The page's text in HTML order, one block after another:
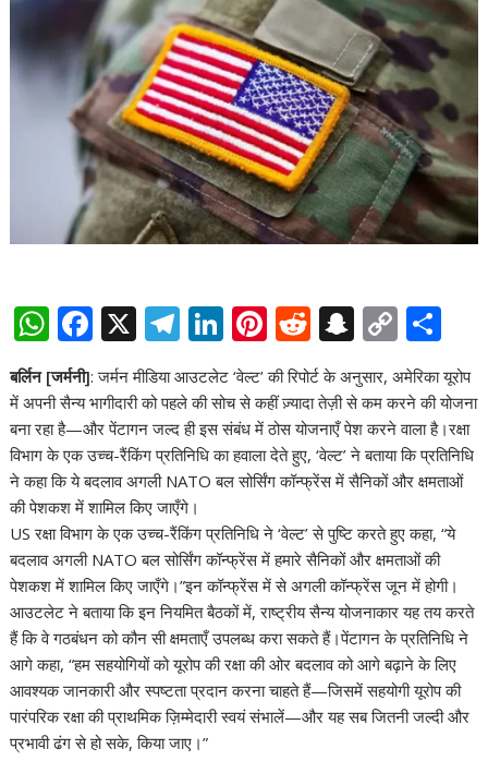
W
h
at
s
A
p
p
F
ac
e
b
o
o
k
X T
el
e
gr
a
m
Li
n
k
e
dI
n
Pi
nt
er
e
st
R
e
d
di
t
S
n
a
p
c
h
at
C
o
p
y
Li
n
k
h
ar
e
बर्लिन [जर्मनी]: जर्मन मीडिया आउटलेट ‘वेल्ट’ की रिपोर्ट के अनुसार, अमेरिका यूरोप
में अपनी सैन्य भागीदारी को पहले की सोच से कहीं ज़्यादा तेज़ी से कम करने की योजना
बना रहा है—और पेंटागन जल्द ही इस संबंध में ठोस योजनाएँ पेश करने वाला है।रक्षा
विभाग के एक उच्च-रैंकिंग प्रतिनिधि का हवाला देते हुए, ‘वेल्ट’ ने बताया कि प्रतिनिधि
ने कहा कि ये बदलाव अगली NATO बल सोर्सिंग कॉन्फ्रेंस में सैनिकों और क्षमताओं
की पेशकश में शामिल किए जाएँगे।
US रक्षा विभाग के एक उच्च-रैंकिंग प्रतिनिधि ने ‘वेल्ट’ से पुष्टि करते हुए कहा, “ये
बदलाव अगली NATO बल सोर्सिंग कॉन्फ्रेंस में हमारे सैनिकों और क्षमताओं की
पेशकश में शामिल किए जाएँगे।”इन कॉन्फ्रेंस में से अगली कॉन्फ्रेंस जून में होगी।
आउटलेट ने बताया कि इन नियमित बैठकों में, राष्ट्रीय सैन्य योजनाकार यह तय करते
हैं कि वे गठबंधन को कौन सी क्षमताएँ उपलब्ध करा सकते हैं।पेंटागन के प्रतिनिधि ने
आगे कहा, “हम सहयोगियों को यूरोप की रक्षा की ओर बदलाव को आगे बढ़ाने के लिए
आवश्यक जानकारी और स्पष्टता प्रदान करना चाहते हैं—जिसमें सहयोगी यूरोप की
पारंपरिक रक्षा की प्राथमिक ज़िम्मेदारी स्वयं संभालें—और यह सब जितनी जल्दी और
प्रभावी ढंग से हो सके, किया जाए।”